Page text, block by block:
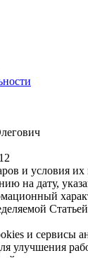
и условия
на дату,
и сервисы
улучшения